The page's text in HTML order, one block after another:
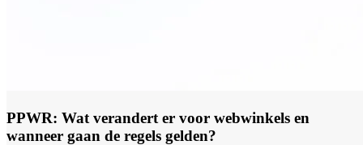
PPWR: Wat verandert er voor webwinkels en
wanneer gaan de regels gelden?